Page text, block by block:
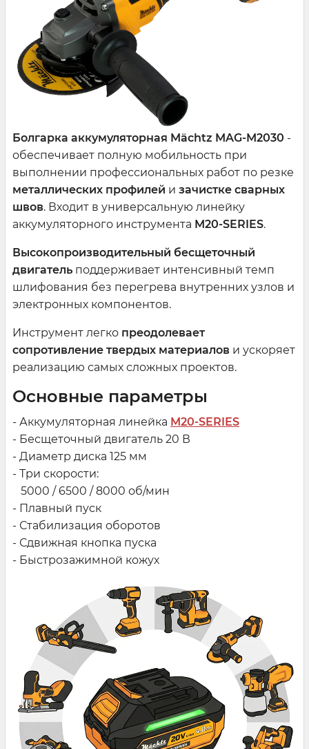
Болгарка аккумуляторная Mächtz MAG-M2030 -
обеспечивает полную мобильность при
выполнении профессиональных работ по резке
металлических профилей и зачистке сварных
швов. Входит в универсальную линейку
аккумуляторного инструмента M20-SERIES.
Высокопроизводительный бесщеточный
двигатель поддерживает интенсивный темп
шлифования без перегрева внутренних узлов и
электронных компонентов.
Инструмент легко преодолевает
сопротивление твердых материалов и ускоряет
реализацию самых сложных проектов.
Основные параметры
- Аккумуляторная линейка M20-SERIES
- Бесщеточный двигатель 20 В
- Диаметр диска 125 мм
- Три скорости:
5000 / 6500 / 8000 об/мин
- Плавный пуск
- Стабилизация оборотов
- Сдвижная кнопка пуска
- Быстрозажимной кожух